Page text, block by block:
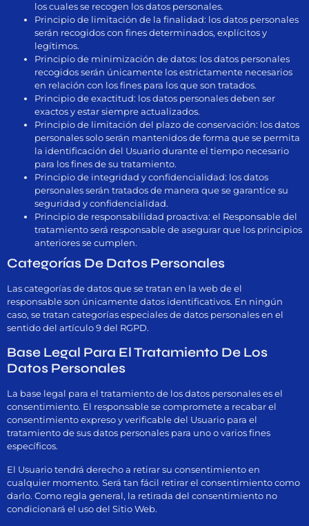
los cuales se recogen los datos personales.
Principio de limitación de la finalidad: los datos personales
serán recogidos con fines determinados, explícitos y
legítimos.
Principio de minimización de datos: los datos personales
recogidos serán únicamente los estrictamente necesarios
en relación con los fines para los que son tratados.
Principio de exactitud: los datos personales deben ser
exactos y estar siempre actualizados.
Principio de limitación del plazo de conservación: los datos
personales solo serán mantenidos de forma que se permita
la identificación del Usuario durante el tiempo necesario
para los fines de su tratamiento.
Principio de integridad y confidencialidad: los datos
personales serán tratados de manera que se garantice su
seguridad y confidencialidad.
Principio de responsabilidad proactiva: el Responsable del
tratamiento será responsable de asegurar que los principios
anteriores se cumplen.
Categorías De Datos Personales
Las categorías de datos que se tratan en la web de el
responsable son únicamente datos identificativos. En ningún
caso, se tratan categorías especiales de datos personales en el
sentido del artículo 9 del RGPD.
Base Legal Para El Tratamiento De Los
Datos Personales
La base legal para el tratamiento de los datos personales es el
consentimiento. El responsable se compromete a recabar el
consentimiento expreso y verificable del Usuario para el
tratamiento de sus datos personales para uno o varios fines
específicos.
El Usuario tendrá derecho a retirar su consentimiento en
cualquier momento. Será tan fácil retirar el consentimiento como
darlo. Como regla general, la retirada del consentimiento no
condicionará el uso del Sitio Web.